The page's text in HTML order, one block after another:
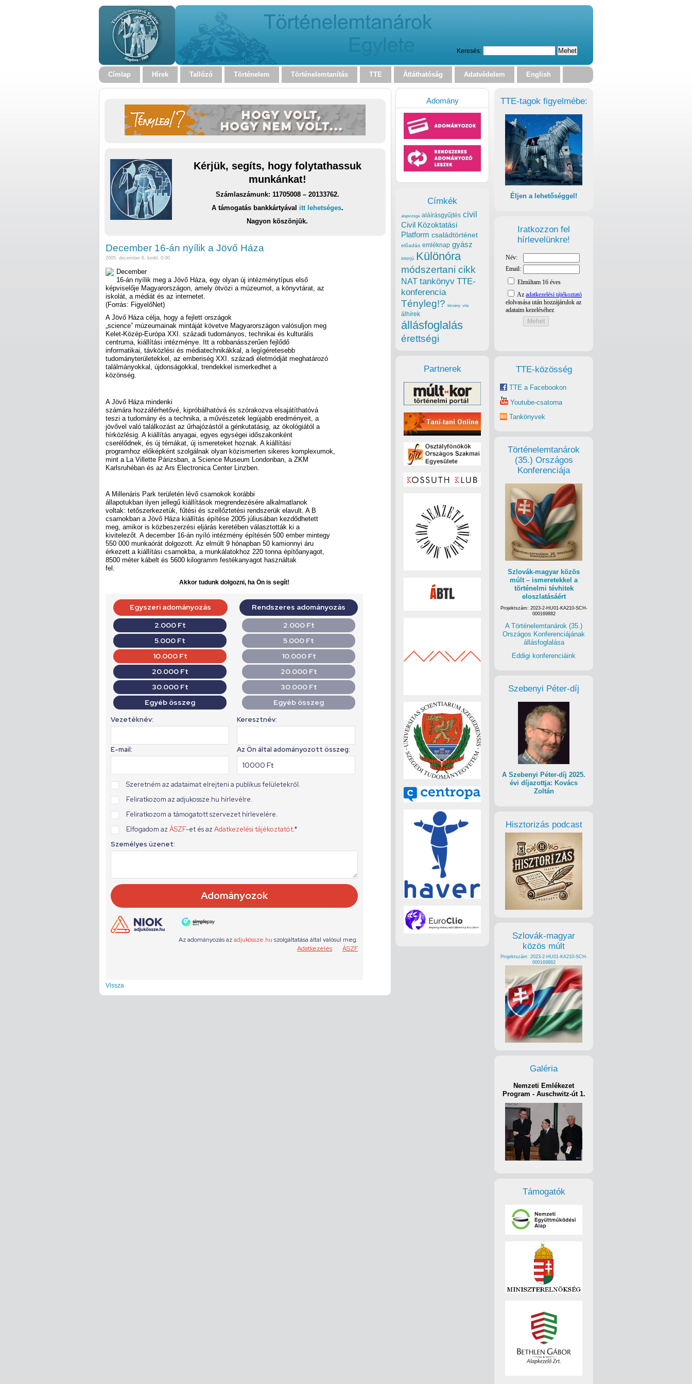
Keresés:
Címlap Hírek Tallózó Történelem Történelemtanítás TTE Átláthatóság Adatvédelem English
Kérjük, segíts, hogy folytathassuk
munkánkat!
Számlaszámunk: 11705008 – 20133762.
A támogatás bankkártyával itt lehetséges.
Nagyon köszönjük.
December 16-án nyílik a Jövő Háza
2005. december 6. kedd, 0:00
December
16-án nyílik meg a Jövő Háza, egy olyan új intézménytípus első
képviselője Magyarországon, amely ötvözi a múzeumot, a könyvtárat, az
iskolát, a médiát és az internetet.
(Forrás: FigyelőNet)
A Jövő Háza célja, hogy a fejlett országok
„science” múzeumainak mintáját követve Magyarországon valósuljon meg
Kelet-Közép-Európa XXI. századi tudományos, technikai és kulturális
centruma, kiállítási intézménye. Itt a robbanásszerűen fejlődő
informatikai, távközlési és médiatechnikákkal, a legígéretesebb
tudományterületekkel, az emberiség XXI. századi életmódját meghatározó
találmányokkal, újdonságokkal, trendekkel ismerkedhet a
közönség.
A Jövő Háza mindenki
számára hozzáférhetővé, kipróbálhatóvá és szórakozva elsajátíthatóvá
teszi a tudomány és a technika, a művészetek legújabb eredményeit, a
jövővel való találkozást az űrhajózástól a génkutatásig, az ökológiától a
hírközlésig. A kiállítás anyagai, egyes egységei időszakonként
cserélődnek, és új témákat, új ismereteket hoznak. A kiállítási
programhoz előképként szolgálnak olyan közismerten sikeres komplexumok,
mint a La Villette Párizsban, a Science Museum Londonban, a ZKM
Karlsruhéban és az Ars Electronica Center Linzben.
A Millenáris Park területén lévő csarnokok korábbi
állapotukban ilyen jellegű kiállítások megrendezésére alkalmatlanok
voltak: tetőszerkezetük, fűtési és szellőztetési rendszerük elavult. A B
csarnokban a Jövő Háza kiállítás építése 2005 júliusában kezdődhetett
meg, amikor is közbeszerzési eljárás keretében választották ki a
kivitelezőt. A december 16-án nyíló intézmény építésén 500 ember mintegy
550 000 munkaórát dolgozott. Az elmúlt 9 hónapban 50 kamionnyi áru
érkezett a kiállítási csarnokba, a munkálatokhoz 220 tonna építőanyagot,
8500 méter kábelt és 5600 kilogramm festékanyagot használtak
fel.
Akkor tudunk dolgozni, ha Ön is segít!
Vissza
TTE-tagok figyelmébe:
Éljen a lehetőséggel!
Iratkozzon fel
hírlevelünkre!
TTE-közösség
TTE a Facebookon
Youtube-csatorna
Tankönyvek
Történelemtanárok
(35.) Országos
Konferenciája
Szlovák-magyar közös
múlt – ismeretekkel a
történelmi tévhitek
eloszlatásáért
Projektszám: 2023-2-HU01-KA210-SCH-
000169882
A Történelemtanárok (35.)
Országos Konferenciájának
állásfoglalása
Eddigi konferenciáink
Szebenyi Péter-díj
A Szebenyi Péter-díj 2025.
évi díjazottja: Kovács
Zoltán
Hisztorizás podcast
Szlovák-magyar
közös múlt
Projektszám: 2023-2-HU01-KA210-SCH-
000169882
Galéria
Nemzeti Emlékezet
Program - Auschwitz-út 1.
Támogatók
Adomány
Címkék
alapvizsga aláírásgyűjtés civil
Civil Közoktatási
Platform családtörténet
előadás emléknap gyász
interjú Különóra
módszertani cikk
NAT tankönyv TTE-
konferencia
Tényleg!? törvény vita
álhírek
állásfoglalás
érettségi
Partnerek